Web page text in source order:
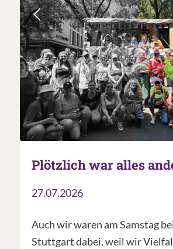
Plötzlich war alles
27.07.2026
Auch wir waren am Samstag
Stuttgart dabei, weil wir